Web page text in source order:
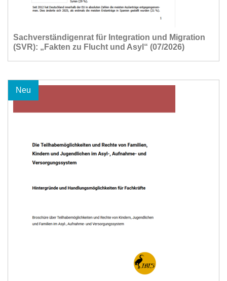
Sachverständigenrat für Integration und Migration
(SVR): „Fakten zu Flucht und Asyl“ (07/2026)
Neu